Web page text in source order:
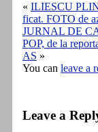
« ILIESCU
ficat. FOTO de
JURNAL DE
POP, de la
AS »
You can leave a
Leave a